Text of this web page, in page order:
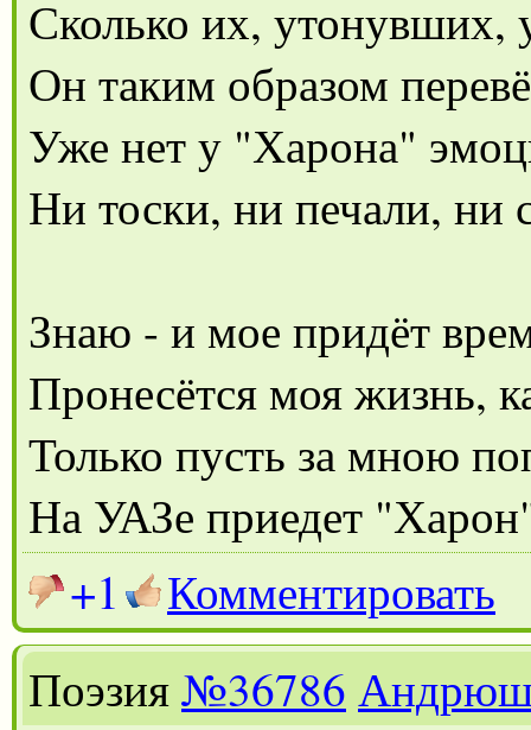
Сколько их, утонувших,
Он таким образом
Уже нет у "Харона"
Ни тоски, ни печали, ни
Знаю - и мое придёт
Пронесётся моя жизнь,
Только пусть за мною
На УАЗе приедет
+1
Комментировать
Поэзия№36786